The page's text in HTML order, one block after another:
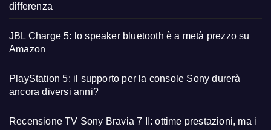
differenza
JBL Charge 5: lo speaker bluetooth è a metà prezzo su
Amazon
PlayStation 5: il supporto per la console Sony durerà
ancora diversi anni?
Recensione TV Sony Bravia 7 II: ottime prestazioni, ma i